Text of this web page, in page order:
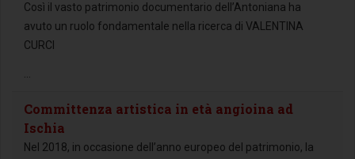
Così il vasto patrimonio documentario dell’Antoniana ha
avuto un ruolo fondamentale nella ricerca di VALENTINA
CURCI
...
Committenza artistica in età angioina ad
Ischia
Nel 2018, in occasione dell’anno europeo del patrimonio, la